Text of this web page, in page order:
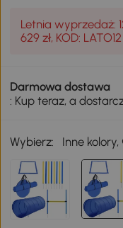
Letnia wyprzedaż:
629 zł, KOD: LATO12
Darmowa dostawa
: Kup teraz, a
Wybierz: Inne